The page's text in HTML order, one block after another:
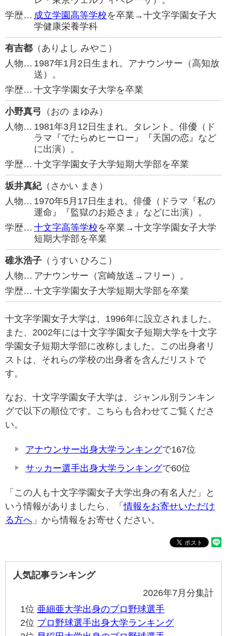
学歴… 成立学園高等学校を卒業→十文字学園女子大
学健康栄養学科
有吉都 （ありよし みやこ）
人物… 1987年1月2日生まれ。アナウンサー（高知放
送）。
学歴… 十文字学園女子大学を卒業
小野真弓 （おの まゆみ）
人物… 1981年3月12日生まれ。タレント。俳優（ド
ラマ『でたらめヒーロー』『天国の恋』など
に出演）。
学歴… 十文字学園女子大学短期大学部を卒業
坂井真紀（さかい まき）
人物… 1970年5月17日生まれ。俳優（ドラマ『私の
運命』『監獄のお姫さま』などに出演）。
学歴… 十文字高等学校を卒業→十文字学園女子大学
短期大学部を卒業
碓氷浩子 （うすい ひろこ）
人物… アナウンサー（宮崎放送→フリー）。
学歴… 十文字学園女子大学短期大学部を卒業
十文字学園女子大学は、1996年に設立されました。
また、2002年には十文字学園女子短期大学を十文字
学園女子短期大学部に改称しました。この出身者リ
ストは、それらの学校の出身者を含んだリストで
す。
なお、十文字学園女子大学は、ジャンル別ランキン
グで以下の順位です。こちらも合わせてご覧くださ
い。
アナウンサー出身大学ランキングで167位
サッカー選手出身大学ランキングで60位
「この人も十文字学園女子大学出身の有名人だ」と
いう情報がありましたら、「情報をお寄せいただけ
る方へ 」から情報をお寄せください。
人気記事ランキング
2026年7月分集計
1位 亜細亜大学出身のプロ野球選手
2位 プロ野球選手出身大学ランキング